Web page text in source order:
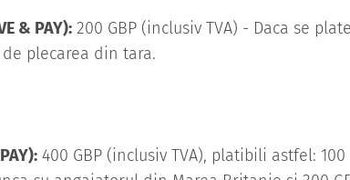
& PAY): 200 GBP (inclusiv TVA) - Daca se
plecarea din tara.
400 GBP (inclusiv TVA), platibili astfel: